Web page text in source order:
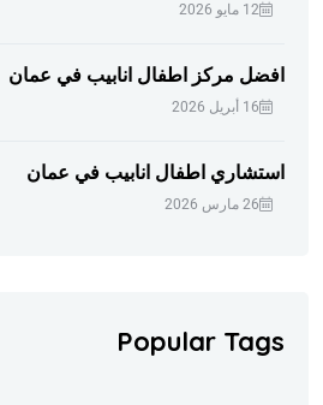
12 مايو 2026
افضل مركز اطفال انابيب في عمان
16 أبريل 2026
استشاري اطفال انابيب في عمان
26 مارس 2026
Popular Tags